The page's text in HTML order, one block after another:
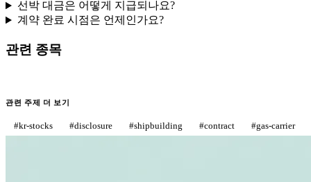
선박 대금은 어떻게 지급되나요?
계약 완료 시점은 언제인가요?
관련 종목
관련 주제 더 보기
#kr-stocks #disclosure #shipbuilding #contract #gas-carrier